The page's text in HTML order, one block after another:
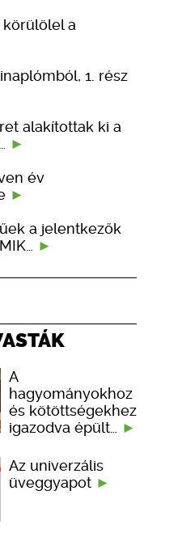
körülölel a
1. rész
alakítottak ki a
év
a jelentkezők
A
hagyományokhoz
és kötöttségekhez
igazodva épült…
Az univerzális
üveggyapot